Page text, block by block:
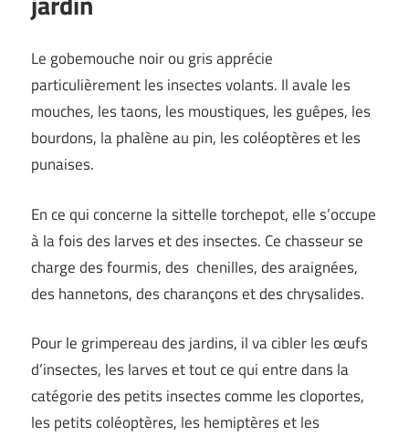
Le gobemouche noir ou gris apprécie
particulièrement les insectes volants. Il avale les
mouches, les taons, les moustiques, les guêpes, les
bourdons, la phalène au pin, les coléoptères et les
punaises.
En ce qui concerne la sittelle torchepot, elle s’occupe
à la fois des larves et des insectes. Ce chasseur se
charge des fourmis, des chenilles, des araignées,
des hannetons, des charançons et des chrysalides.
Pour le grimpereau des jardins, il va cibler les œufs
d’insectes, les larves et tout ce qui entre dans la
catégorie des petits insectes comme les cloportes,
les petits coléoptères, les hemiptères et les